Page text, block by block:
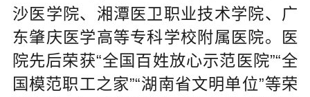
沙医学院、湘潭医卫职业技术学院、广
东肇庆医学高等专科学校附属医院。医
院先后荣获“全国百姓放心示范医院”“全
国模范职工之家”“湖南省文明单位”等荣